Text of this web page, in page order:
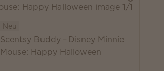
Neu
Scentsy Buddy – Disney Minnie
Mouse: Happy Halloween